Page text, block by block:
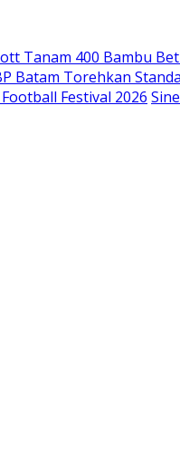
Tanam 400 Bambu
Batam Torehkan
Festival 2026